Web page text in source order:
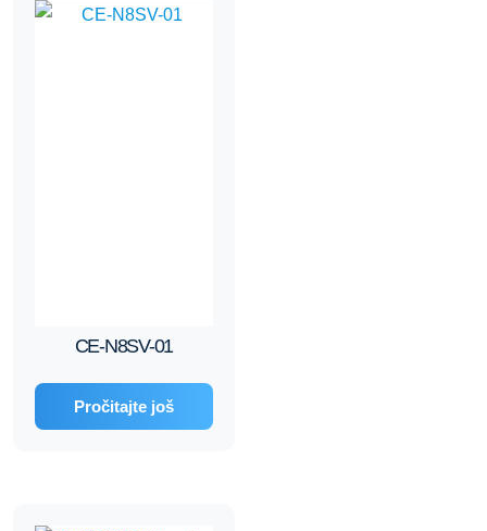
CE-N8SV-01
Pročitajte još